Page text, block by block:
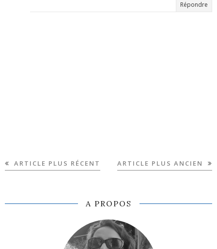
Répondre
ARTICLE PLUS RÉCENT ARTICLE PLUS ANCIEN
A PROPOS